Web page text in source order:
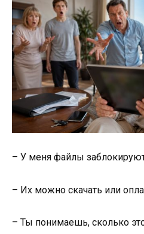
– У меня файлы
– Их можно скачать или
– Ты понимаешь, сколько